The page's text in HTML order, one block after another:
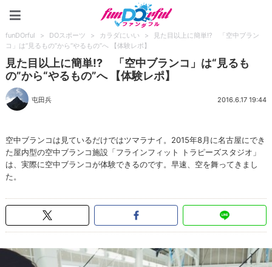
funDOrful > DOスポーツ > カラダにいい >
見た目以上に簡単!? 「空中ブラン
コ」は“見るもの”から“やるもの”へ 【体験レポ】
見た目以上に簡単!? 「空中ブランコ」は“見るも
の”から“やるもの”へ 【体験レポ】
屯田兵 2016.6.17 19:44
空中ブランコは見ているだけではツマラナイ。2015年8月に名古屋にでき
た屋内型の空中ブランコ施設「フラインフィット トラピーズスタジオ」
は、実際に空中ブランコが体験できるのです。早速、空を舞ってきまし
た。